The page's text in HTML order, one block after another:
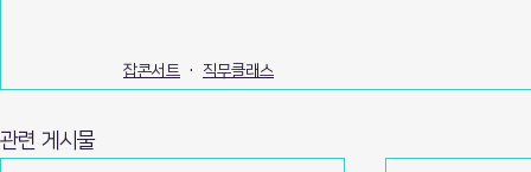
잡콘서트 직무클래스
관련 게시물